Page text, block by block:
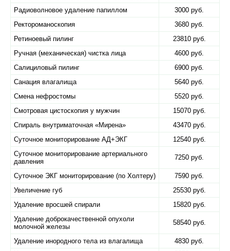
Радиоволновое удаление папиллом
3000 руб.
Ректороманоскопия
3680 руб.
Ретиноевый пилинг
23810 руб.
Ручная (механическая) чистка лица
4600 руб.
Салициловый пилинг
6900 руб.
Санация влагалища
5640 руб.
Смена нефростомы
5520 руб.
Смотровая цистоскопия у мужчин
15070 руб.
Спираль внутриматочная «​Мирена»
43470 руб.
Суточное мониторирование АД+ЭКГ
12540 руб.
Суточное мониторирование артериального
давления
7250 руб.
Суточное ЭКГ мониторирование (по Холтеру)
7590 руб.
Увеличение губ
25530 руб.
Удаление вросшей спирали
15820 руб.
Удаление доброкачественной опухоли
молочной железы
58540 руб.
Удаление инородного тела из влагалища
4830 руб.